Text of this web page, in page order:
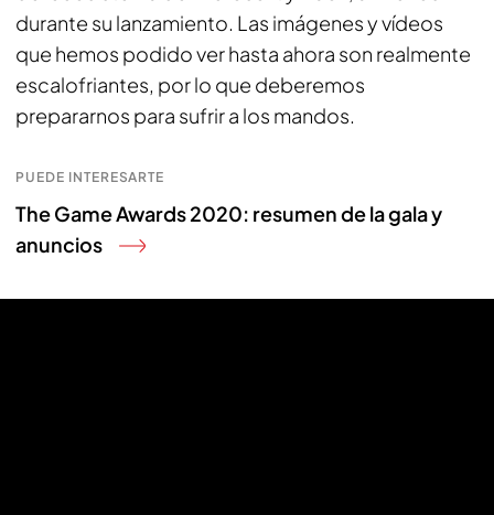
durante su lanzamiento. Las imágenes y vídeos
que hemos podido ver hasta ahora son realmente
escalofriantes, por lo que deberemos
prepararnos para sufrir a los mandos.
PUEDE INTERESARTE
The Game Awards 2020: resumen de la gala y
anuncios